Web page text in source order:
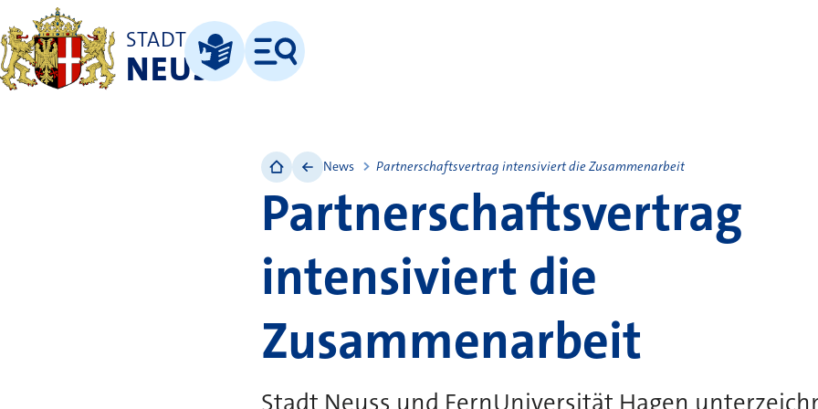
STADT
NEUSSLeichte Sprache
Menü
News Partnerschaftsvertrag intensiviert die Zusammenarbeit
Partnerschaftsvertrag
intensiviert die
Zusammenarbeit